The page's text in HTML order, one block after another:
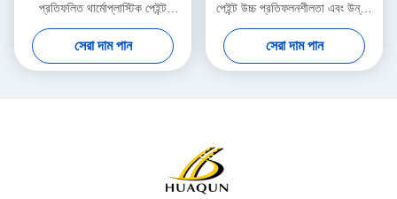
প্রতিফলিত থার্মোপ্লাস্টিক পেইন্ট
আবহাওয়া প্রতিরোধী
সেরা দাম পান
পেইন্ট উচ্চ প্রতিফলনশীলতা এবং উন্নত
দৃশ্যমানতা জন্য কাস্টম রং সঙ্গে
সেরা দাম পান